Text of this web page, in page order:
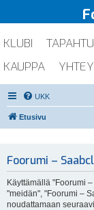
KLUBI
KAUPPA
UKK
Etusivu
Foorumi –
Käyttämällä "Foorumi
"meidän", "Foorumi –
noudattamaan